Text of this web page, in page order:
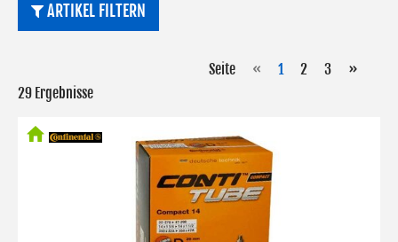
ARTIKEL FILTERN
Seite « 1 2 3
»
29 Ergebnisse